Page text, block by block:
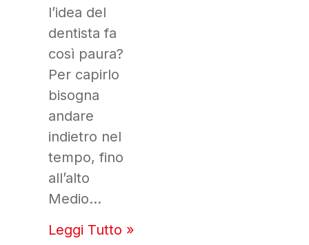
l’idea del
dentista fa
così paura?
Per capirlo
bisogna
andare
indietro nel
tempo, fino
all’alto
Medio…
Leggi Tutto »